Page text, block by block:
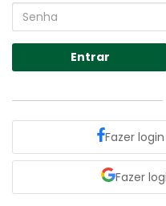
Entrar
Fazer
Fazer